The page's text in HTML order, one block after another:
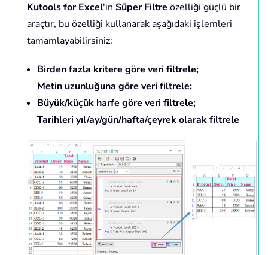
Kutools for Excel'in Süper Filtre özelliği güçlü bir
araçtır, bu özelliği kullanarak aşağıdaki işlemleri
tamamlayabilirsiniz:
Birden fazla kritere göre veri filtrele;
Metin uzunluğuna göre veri filtrele;
Büyük/küçük harfe göre veri filtrele;
Tarihleri yıl/ay/gün/hafta/çeyrek olarak filtrele